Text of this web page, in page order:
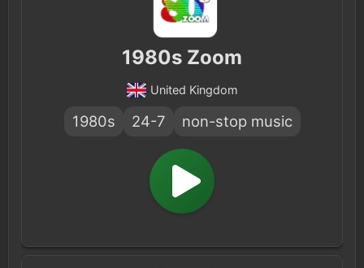
1980s Zoom
United Kingdom
1980s 24-7 non-stop music